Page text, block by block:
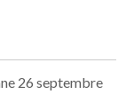
26 septembre